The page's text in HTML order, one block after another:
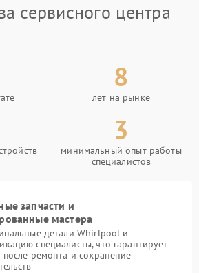
сервисного центра
8
лет на рынке
3
минимальный опыт работы
специалистов
запчасти и
мастера
детали Whirlpool и
специалисты, что гарантирует
ремонта и сохранение